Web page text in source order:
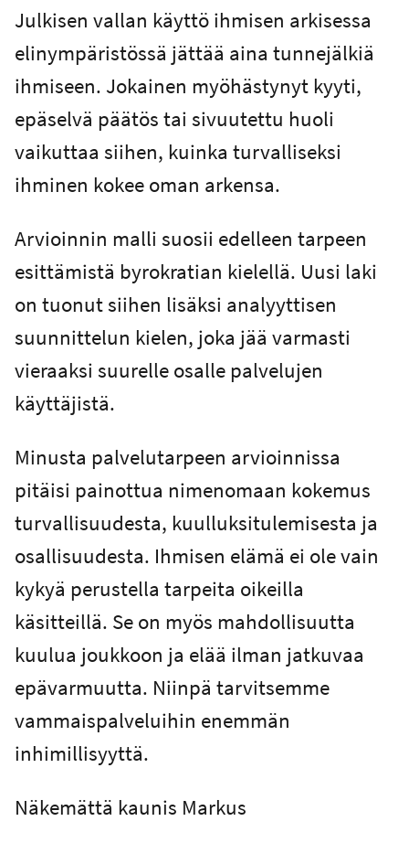
Julkisen vallan käyttö ihmisen arkisessa
elinympäristössä jättää aina tunnejälkiä
ihmiseen. Jokainen myöhästynyt kyyti,
epäselvä päätös tai sivuutettu huoli
vaikuttaa siihen, kuinka turvalliseksi
ihminen kokee oman arkensa.
Arvioinnin malli suosii edelleen tarpeen
esittämistä byrokratian kielellä. Uusi laki
on tuonut siihen lisäksi analyyttisen
suunnittelun kielen, joka jää varmasti
vieraaksi suurelle osalle palvelujen
käyttäjistä.
Minusta palvelutarpeen arvioinnissa
pitäisi painottua nimenomaan kokemus
turvallisuudesta, kuulluksitulemisesta ja
osallisuudesta. Ihmisen elämä ei ole vain
kykyä perustella tarpeita oikeilla
käsitteillä. Se on myös mahdollisuutta
kuulua joukkoon ja elää ilman jatkuvaa
epävarmuutta. Niinpä tarvitsemme
vammaispalveluihin enemmän
inhimillisyyttä.
Näkemättä kaunis Markus